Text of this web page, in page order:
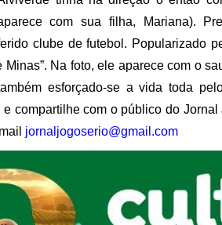
com sua filha, Mariana).
clube de futebol. Popularizado
Na foto, ele aparece com o
esforçado-se a vida toda
compartilhe com o público do
jornaljogoserio@gmail.com